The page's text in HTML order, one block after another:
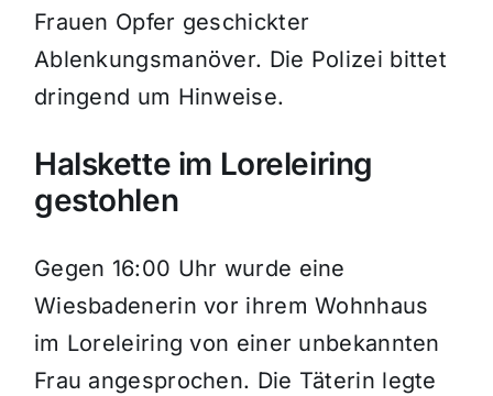
Frauen Opfer geschickter
Ablenkungsmanöver. Die Polizei bittet
dringend um Hinweise.
Halskette im Loreleiring
gestohlen
Gegen 16:00 Uhr wurde eine
Wiesbadenerin vor ihrem Wohnhaus
im Loreleiring von einer unbekannten
Frau angesprochen. Die Täterin legte